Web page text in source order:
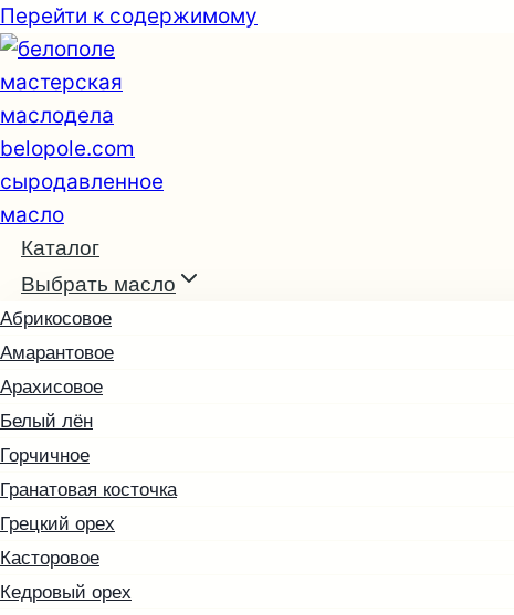
Перейти к содержимому
Каталог
Выбрать масло
Абрикосовое
Амарантовое
Арахисовое
Белый лён
Горчичное
Гранатовая косточка
Грецкий орех
Касторовое
Кедровый орех